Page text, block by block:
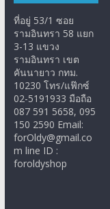
ที่อยู่ 53/1 ซอย
รามอินทรา 58 แยก
3-13 แขวง
รามอินทรา เขต
คันนายาว กทม.
10230 โทร/แฟ๊กซ์
02-5191933 มือถือ
087 591 5658, 095
150 2590 Email:
forOldy@gmail.co
m line ID :
foroldyshop